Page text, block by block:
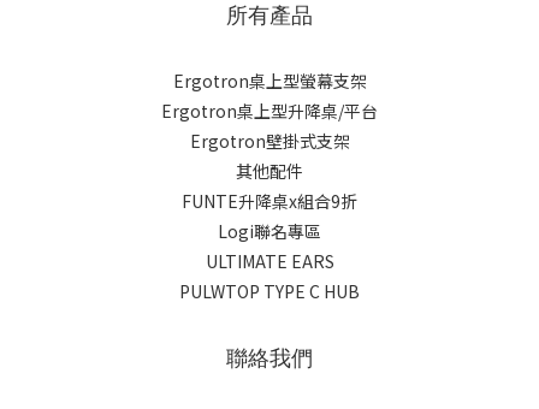
所有產品
Ergotron桌上型螢幕支架
Ergotron桌上型升降桌/平台
Ergotron壁掛式支架
其他配件
FUNTE升降桌x組合9折
Logi聯名專區
ULTIMATE EARS
PULWTOP TYPE C HUB
聯絡我們